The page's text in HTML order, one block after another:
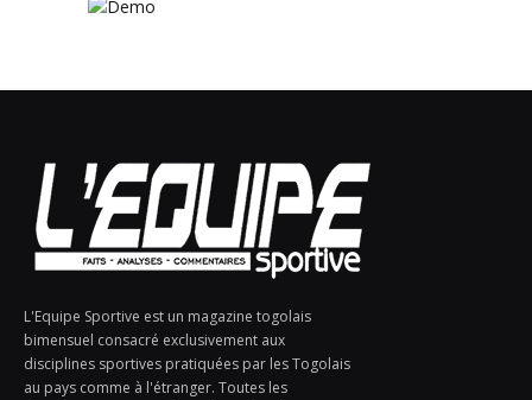
L'Equipe Sportive est un magazine togolais
bimensuel consacré exclusivement aux
disciplines sportives pratiquées par les Togolais
au pays comme à l'étranger. Toutes les